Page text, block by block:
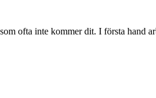
ofta inte kommer dit. I första hand